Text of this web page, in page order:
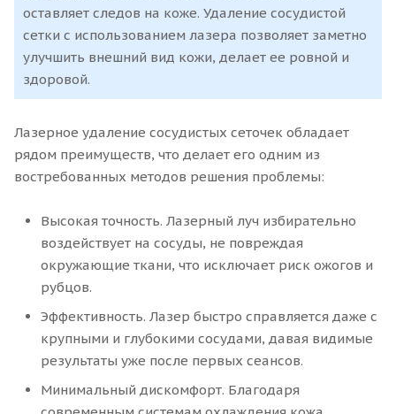
оставляет следов на коже. Удаление сосудистой
сетки с использованием лазера позволяет заметно
улучшить внешний вид кожи, делает ее ровной и
здоровой.
Лазерное удаление сосудистых сеточек обладает
рядом преимуществ, что делает его одним из
востребованных методов решения проблемы:
Высокая точность. Лазерный луч избирательно
воздействует на сосуды, не повреждая
окружающие ткани, что исключает риск ожогов и
рубцов.
Эффективность. Лазер быстро справляется даже с
крупными и глубокими сосудами, давая видимые
результаты уже после первых сеансов.
Минимальный дискомфорт. Благодаря